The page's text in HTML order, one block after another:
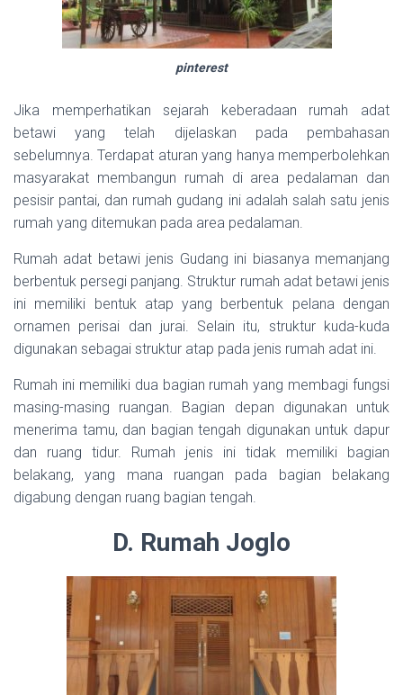
pinterest
Jika memperhatikan sejarah keberadaan rumah adat
betawi yang telah dijelaskan pada pembahasan
sebelumnya. Terdapat aturan yang hanya memperbolehkan
masyarakat membangun rumah di area pedalaman dan
pesisir pantai, dan rumah gudang ini adalah salah satu jenis
rumah yang ditemukan pada area pedalaman.
Rumah adat betawi jenis Gudang ini biasanya memanjang
berbentuk persegi panjang. Struktur rumah adat betawi jenis
ini memiliki bentuk atap yang berbentuk pelana dengan
ornamen perisai dan jurai. Selain itu, struktur kuda-kuda
digunakan sebagai struktur atap pada jenis rumah adat ini.
Rumah ini memiliki dua bagian rumah yang membagi fungsi
masing-masing ruangan. Bagian depan digunakan untuk
menerima tamu, dan bagian tengah digunakan untuk dapur
dan ruang tidur. Rumah jenis ini tidak memiliki bagian
belakang, yang mana ruangan pada bagian belakang
digabung dengan ruang bagian tengah.
D. Rumah Joglo